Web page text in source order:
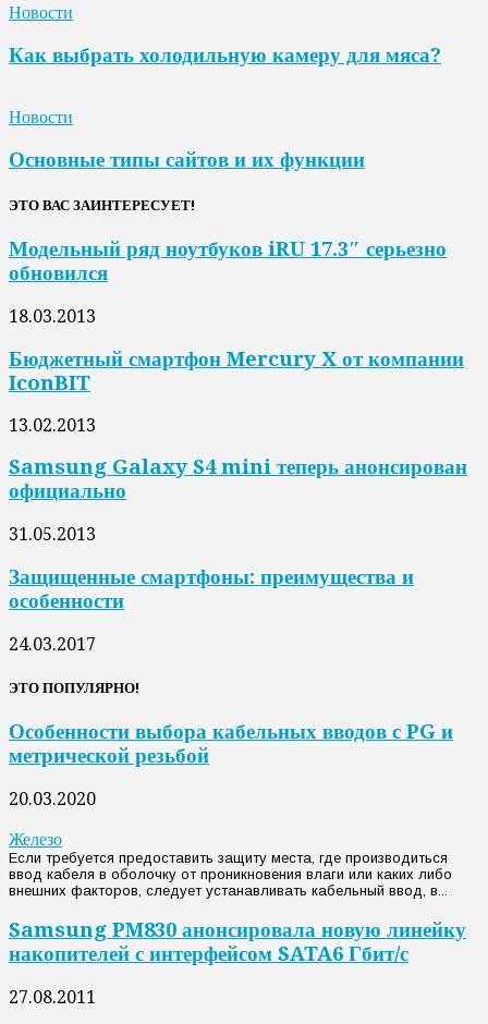
Новости
Как выбрать холодильную камеру для мяса?
Новости
Основные типы сайтов и их функции
ЭТО ВАС ЗАИНТЕРЕСУЕТ!
Модельный ряд ноутбуков iRU 17.3″ серьезно
обновился
18.03.2013
Бюджетный смартфон Mercury X от компании
IconBIT
13.02.2013
Samsung Galaxy S4 mini теперь анонсирован
официально
31.05.2013
Защищенные смартфоны: преимущества и
особенности
24.03.2017
ЭТО ПОПУЛЯРНО!
Особенности выбора кабельных вводов с PG и
метрической резьбой
20.03.2020
Железо
Если требуется предоставить защиту места, где производиться
ввод кабеля в оболочку от проникновения влаги или каких либо
внешних факторов, следует устанавливать кабельный ввод, в...
Samsung PM830 анонсировала новую линейку
накопителей с интерфейсом SATA6 Гбит/с
27.08.2011